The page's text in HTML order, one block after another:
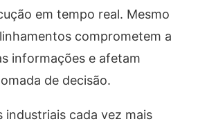
em tempo real. Mesmo
comprometem a
informações e afetam
de decisão.
industriais cada vez mais